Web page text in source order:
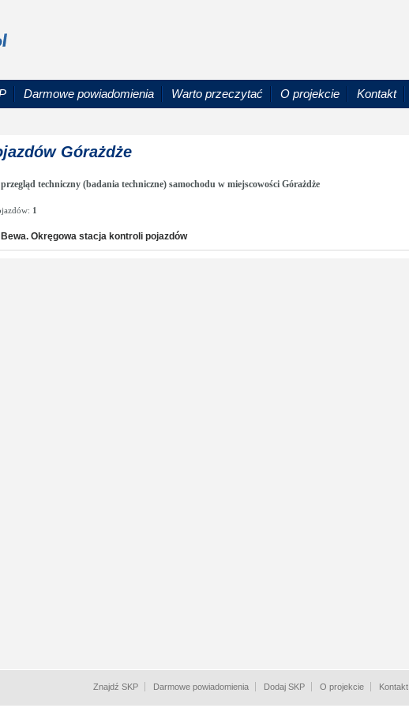
Darmowe powiadomienia Warto przeczytać O projekcie Kontakt
Górażdże
techniczny (badania techniczne) samochodu w miejscowości Górażdże
1
Okręgowa stacja kontroli pojazdów
Znajdź SKP Darmowe powiadomienia Dodaj SKP O projekcie Kontakt